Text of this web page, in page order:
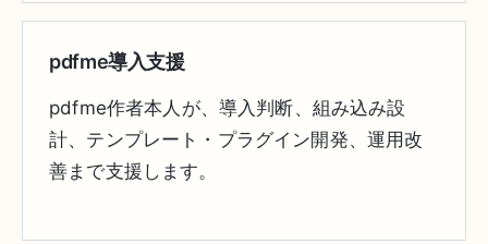
pdfme導入支援
pdfme作者本人が、導入判断、組み込み設
計、テンプレート・プラグイン開発、運用改
善まで支援します。